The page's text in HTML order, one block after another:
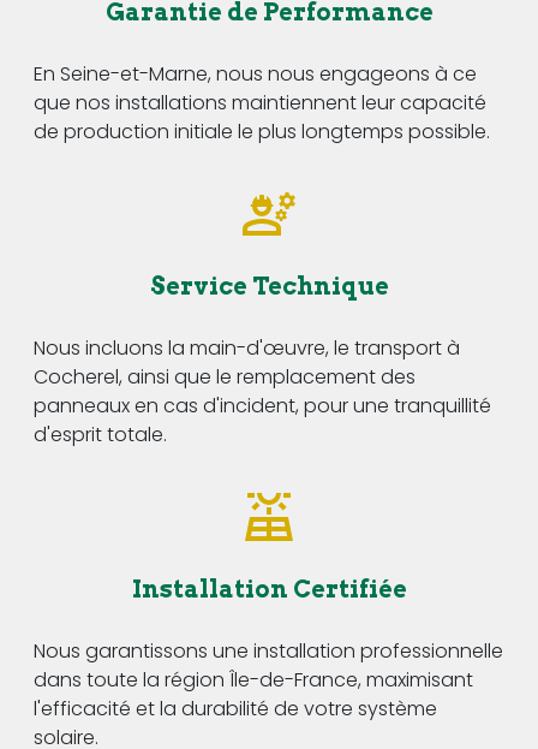
Garantie de Performance
En Seine-et-Marne, nous nous engageons à ce
que nos installations maintiennent leur capacité
de production initiale le plus longtemps possible.
Service Technique
Nous incluons la main-d'œuvre, le transport à
Cocherel, ainsi que le remplacement des
panneaux en cas d'incident, pour une tranquillité
d'esprit totale.
Installation Certifiée
Nous garantissons une installation professionnelle
dans toute la région Île-de-France, maximisant
l'efficacité et la durabilité de votre système
solaire.